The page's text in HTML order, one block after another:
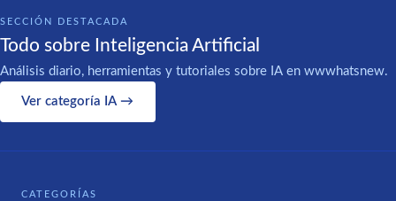
SECCIÓN DESTACADA
Todo sobre Inteligencia Artificial
Análisis diario, herramientas y tutoriales sobre IA en wwwhatsnew.
Ver categoría IA →
CATEGORÍAS